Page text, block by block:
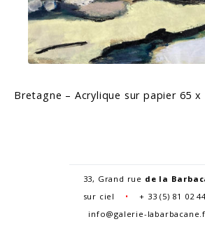
Bretagne – Acrylique sur papier 65 x
33, Grand rue de la
sur ciel • + 33 (5) 81 02
info@galerie-